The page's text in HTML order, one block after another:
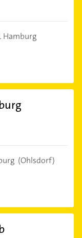
Hamburg
(Ohlsdorf)